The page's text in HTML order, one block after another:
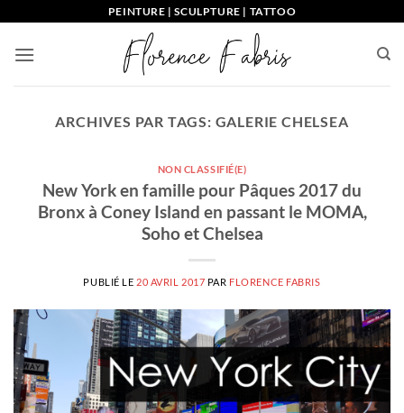
contenu
PEINTURE | SCULPTURE | TATTOO
ARCHIVES PAR TAGS: GALERIE CHELSEA
NON CLASSIFIÉ(E)
New York en famille pour Pâques 2017 du
Bronx à Coney Island en passant le MOMA,
Soho et Chelsea
PUBLIÉ LE 20 AVRIL 2017 PAR FLORENCE FABRIS